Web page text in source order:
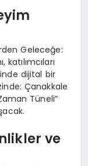
Geleceğe:
katılımcıları
dijital bir
Çanakkale
Tüneli”
ve